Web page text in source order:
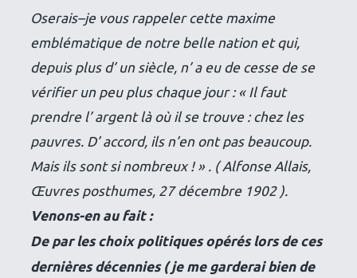
Oserais–je vous rappeler cette maxime
emblématique de notre belle nation et qui,
depuis plus d’ un siècle, n’ a eu de cesse de se
vérifier un peu plus chaque jour : «Il faut
prendre l’ argent là où il se trouve : chez les
pauvres. D’ accord, ils n’en ont pas beaucoup.
Mais ils sont si nombreux ! » . ( Alfonse Allais,
Œuvres posthumes, 27 décembre 1902 ).
Venons-en au fait :
De par les choix politiques opérés lors de ces
dernières décennies ( je me garderai bien de